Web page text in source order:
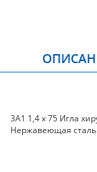
3А1 1,4 х 75 Игла
Нержавеющая